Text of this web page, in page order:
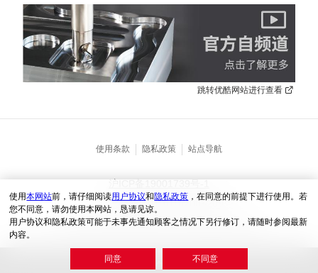
跳转优酷网站进行查看
使用条款 隐私政策 站点导航
沪公网安31010102005209号
© KYOCERA (China) Sales & Trading Corporation
使用本网站前，请仔细阅读用户协议和隐私政策 ，在同意的前提下进行使用。若
您不同意，请勿使用本网站，恳请见谅。
用户协议和隐私政策可能于未事先通知顾客之情况下另行修订，请随时参阅最新
内容。
同意 不同意